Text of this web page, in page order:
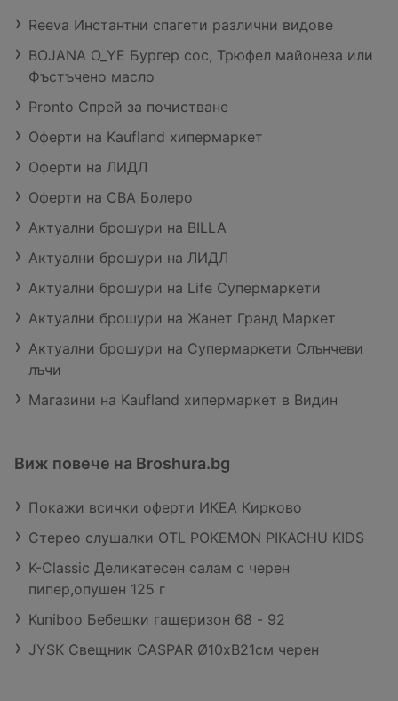
Reeva Инстантни спагети различни видове
BOJANA O_YE Бургер сос, Трюфел майонеза или
Фъстъчено масло
Pronto Спрей за почистване
Оферти на Kaufland хипермаркет
Оферти на ЛИДЛ
Оферти на CBA Болеро
Актуални брошури на BILLA
Актуални брошури на ЛИДЛ
Актуални брошури на Life Супермаркети
Актуални брошури на Жанет Гранд Маркет
Актуални брошури на Супермаркети Слънчеви
лъчи
Магазини на Kaufland хипермаркет в Видин
Виж повече на Broshura.bg
Покажи всички оферти ИКЕА Кирково
Стерео слушалки OTL POKEMON PIKACHU KIDS
K-Classic Деликатесен салам с черен
пипер,опушен 125 г
Kuniboo Бебешки гащеризон 68 - 92
JYSK Свещник CASPAR Ø10xВ21см черен